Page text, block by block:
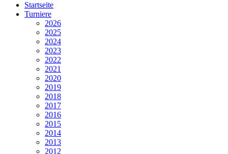
Startseite
Turniere
2026
2025
2024
2023
2022
2021
2020
2019
2018
2017
2016
2015
2014
2013
2012